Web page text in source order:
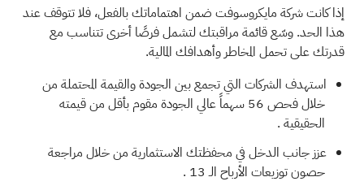
إذا كانت شركة مايكروسوفت ضمن اهتماماتك بالفعل، فلا تتوقف عند
هذا الحد. وسّع قائمة مراقبتك لتشمل فرصًا أخرى تتناسب مع
قدرتك على تحمل المخاطر وأهدافك المالية.
استهدف الشركات التي تجمع بين الجودة والقيمة المحتملة من
خلال فحص
56 سهماً عالي الجودة مقوم بأقل من قيمته
الحقيقية.
عزز جانب الدخل في محفظتك الاستثمارية من خلال مراجعة
حصون توزيعات الأرباح الـ 13
.